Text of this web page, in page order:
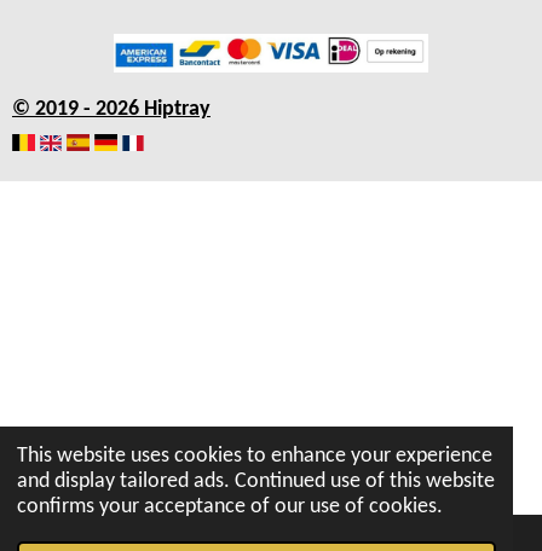
This website uses cookies to enhance your experience
and display tailored ads. Continued use of this website
confirms your acceptance of our use of cookies.
e
o
o
k
t
g
a
t
p
T
k
n
© 2019 - 2026 Hiptray